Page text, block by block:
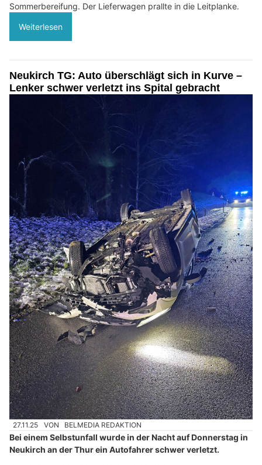
Sommerbereifung. Der Lieferwagen prallte in die Leitplanke.
Weiterlesen
Neukirch TG: Auto überschlägt sich in Kurve –
Lenker schwer verletzt ins Spital gebracht
27.11.25 VON BELMEDIA REDAKTION
Bei einem Selbstunfall wurde in der Nacht auf Donnerstag in
Neukirch an der Thur ein Autofahrer schwer verletzt.